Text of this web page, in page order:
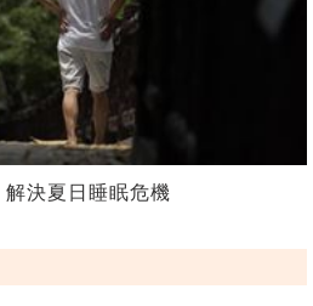
決夏日睡眠危機